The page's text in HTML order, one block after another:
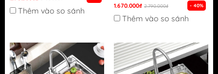
Thêm vào so sánh
1.670.000₫ 2.790.000₫ - 40%
Thêm vào so sánh